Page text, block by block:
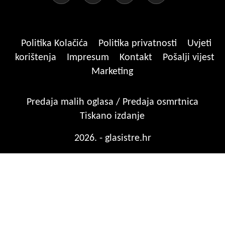
Politika Kolačića Politika privatnosti
Uvjeti
korištenja
Impresum Kontakt
Pošalji vijest
Marketing
Predaja malih oglasa / Predaja osmrtnica
Tiskano izdanje
2026. - glasistre.hr